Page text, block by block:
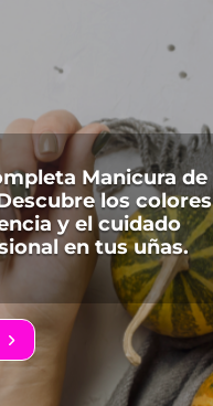
Manicura de
los colores
y el cuidado
en tus uñas.